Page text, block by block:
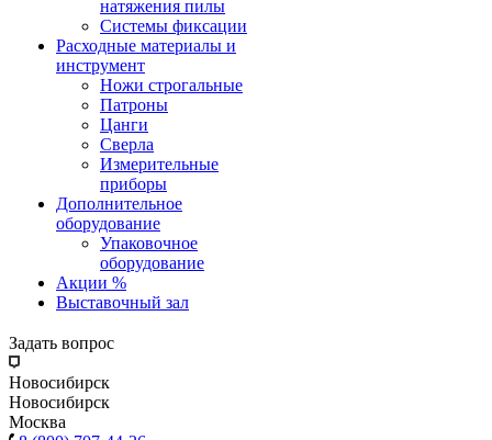
натяжения пилы
Системы фиксации
Расходные материалы и
инструмент
Ножи строгальные
Патроны
Цанги
Сверла
Измерительные
приборы
Дополнительное
оборудование
Упаковочное
оборудование
Акции %
Выставочный зал
Задать вопрос
Новосибирск
Новосибирск
Москва